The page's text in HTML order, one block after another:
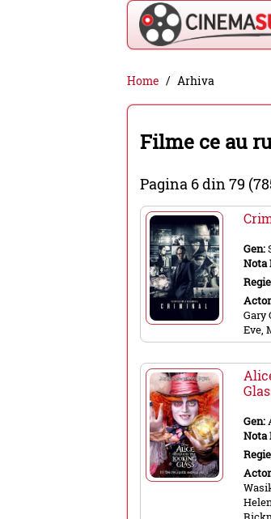
Cinema
Suceava
-
filme
cinema,
stiri
si
evenimente
din
Suceava
Home Arhiva
Filme ce au
Pagina 6 din 79
Gen:
Nota
Gary
Eve,
Gen:
Nota